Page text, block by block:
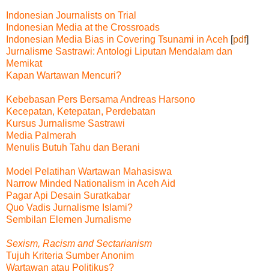
Indonesian Journalists on Trial
Indonesian Media at the Crossroads
Indonesian Media Bias in Covering Tsunami in Aceh [pdf]
Jurnalisme Sastrawi: Antologi Liputan Mendalam dan
Memikat
Kapan Wartawan Mencuri?
Kebebasan Pers Bersama Andreas Harsono
Kecepatan, Ketepatan, Perdebatan
Kursus Jurnalisme Sastrawi
Media Palmerah
Menulis Butuh Tahu dan Berani
Model Pelatihan Wartawan Mahasiswa
Narrow Minded Nationalism in Aceh Aid
Pagar Api Desain Suratkabar
Quo Vadis Jurnalisme Islami?
Sembilan Elemen Jurnalisme
Sexism, Racism and Sectarianism
Tujuh Kriteria Sumber Anonim
Wartawan atau Politikus?